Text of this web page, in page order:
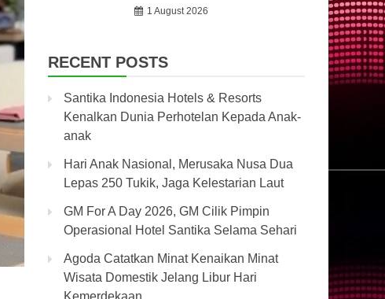
1 August 2026
RECENT POSTS
Santika Indonesia Hotels & Resorts
Kenalkan Dunia Perhotelan Kepada Anak-
anak
Hari Anak Nasional, Merusaka Nusa Dua
Lepas 250 Tukik, Jaga Kelestarian Laut
GM For A Day 2026, GM Cilik Pimpin
Operasional Hotel Santika Selama Sehari
Agoda Catatkan Minat Kenaikan Minat
Wisata Domestik Jelang Libur Hari